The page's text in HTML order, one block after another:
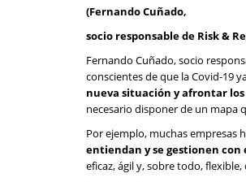
(Fernando Cuñado,
socio responsable de Risk &
Fernando Cuñado, socio
conscientes de que la Covid-19
nueva situación y afrontar los
necesario disponer de un mapa
Por ejemplo, muchas empresas
entiendan y se gestionen con
eficaz, ágil y, sobre todo,